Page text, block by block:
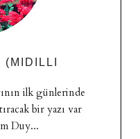
ilk günlerinde
bir yazı var
Duy...